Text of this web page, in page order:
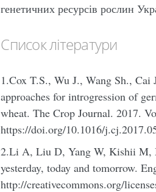
генетичних ресурсів рослин
Список літератури
1.Cox T.S., Wu J., Wang Sh.,
approaches for introgression of
wheat. The Crop Journal. 2017.
https://doi.org/10.1016/
2.Li A, Liu D, Yang W, Kishii M,
yesterday, today and tomorrow.
http://creativecommons.org/